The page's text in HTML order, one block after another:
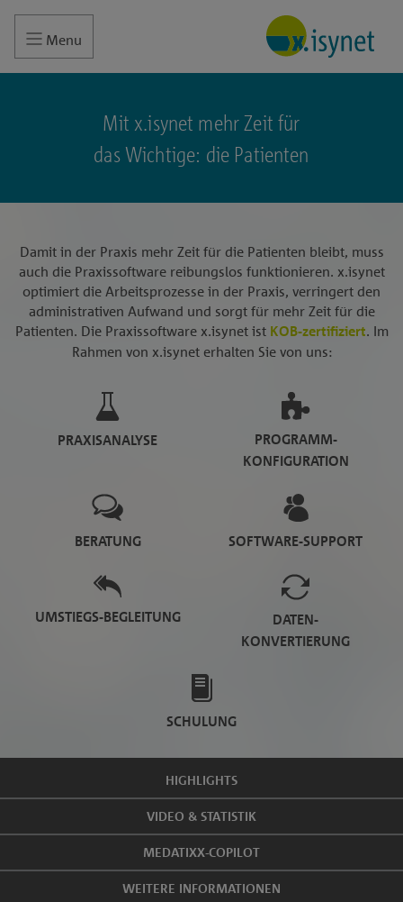
Menu
Mit x.isynet mehr Zeit für
das Wichtige: die Patienten
Damit in der Praxis mehr Zeit für die Patienten bleibt, muss
auch die Praxissoftware reibungslos funktionieren. x.isynet
optimiert die Arbeitsprozesse in der Praxis, verringert den
administrativen Aufwand und sorgt für mehr Zeit für die
Patienten. Die Praxissoftware x.isynet ist KOB-zertifiziert. Im
Rahmen von x.isynet erhalten Sie von uns:
PRAXISANALYSE
PROGRAMM-
KONFIGURATION
BERATUNG SOFTWARE-SUPPORT
UMSTIEGS-BEGLEITUNG
DATEN-
KONVERTIERUNG
SCHULUNG
HIGHLIGHTS
VIDEO & STATISTIK
MEDATIXX-COPILOT
WEITERE INFORMATIONEN